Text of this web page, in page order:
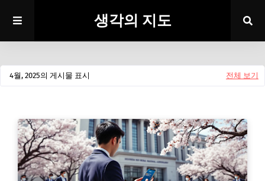
생각의 지도
4월, 2025의 게시물 표시 전체 보기